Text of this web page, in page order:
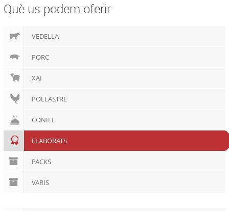
Què us podem oferir
VEDELLA
PORC
XAI
POLLASTRE
CONILL
ELABORATS
PACKS
VARIS